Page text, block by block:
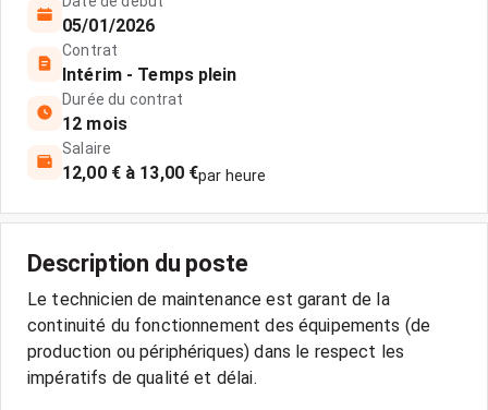
05/01/2026
Contrat
Intérim - Temps plein
Durée du contrat
12 mois
Salaire
12,00 € à 13,00 €par heure
Description du poste
Le technicien de maintenance est garant de la
continuité du fonctionnement des équipements (de
production ou périphériques) dans le respect les
impératifs de qualité et délai.